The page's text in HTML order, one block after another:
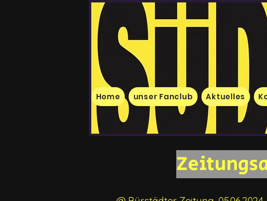
Home unser Fanclub Aktuelles